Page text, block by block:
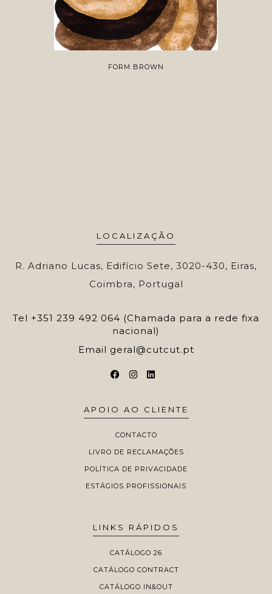
FORM BROWN
LOCALIZAÇÃO
R. Adriano Lucas, Edifício Sete, 3020-430, Eiras,
Coimbra, Portugal
Tel +351 239 492 064 (Chamada para a rede fixa
nacional)
Email geral@cutcut.pt
APOIO AO CLIENTE
CONTACTO
LIVRO DE RECLAMAÇÕES
POLÍTICA DE PRIVACIDADE
ESTÁGIOS PROFISSIONAIS
LINKS RÁPIDOS
CATÁLOGO 26
CATÁLOGO CONTRACT
CATÁLOGO IN&OUT